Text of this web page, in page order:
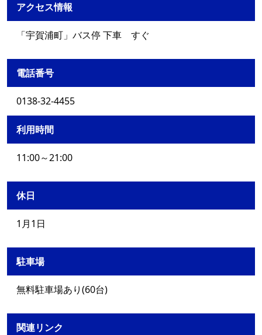
アクセス情報
「宇賀浦町」バス停 下車 すぐ
電話番号
0138-32-4455
利用時間
11:00～21:00
休日
1月1日
駐車場
無料駐車場あり(60台)
関連リンク